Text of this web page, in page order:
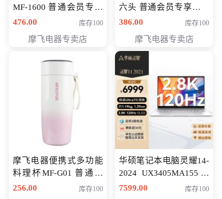
MF-1600 普通会员专享
价298元
476.00 库存100
摩飞电器专卖店
六头 普通会员专享价格
199元
386.00 库存100
摩飞电器专卖店
摩飞电器便携式多功能
料理杯MF-G01 普通会
员专享价格118元
256.00 库存100
华硕笔记本电脑灵耀14-
2024 UX3405MA155冰
川银 oled 智慧轻薄本 会
7599.00 库存100